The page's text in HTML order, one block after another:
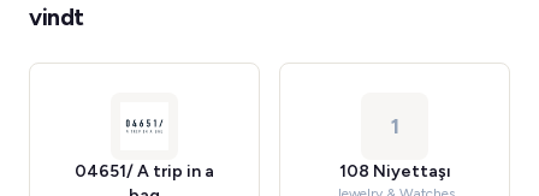
vindt
04651/ A trip in a
1
108 Niyettaşı